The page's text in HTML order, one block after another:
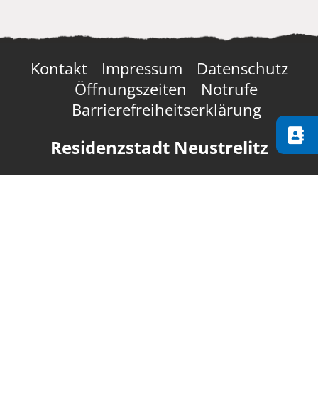
Kontakt Impressum
Datenschutz
Öffnungszeiten
Notrufe
Barrierefreiheitserklärung
Residenzstadt Neustrelitz